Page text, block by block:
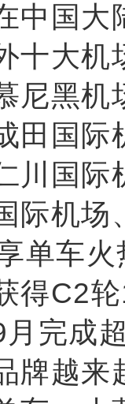
中国
十大
尼黑机
田国际
川国际
际机
享单
得C2
完成
牌越来